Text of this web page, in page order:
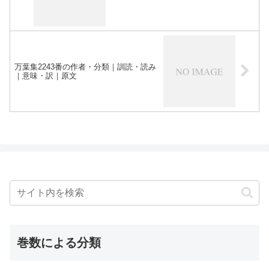
万葉集2243番の作者・分類｜訓読・読み
｜意味・訳｜原文
巻数による分類